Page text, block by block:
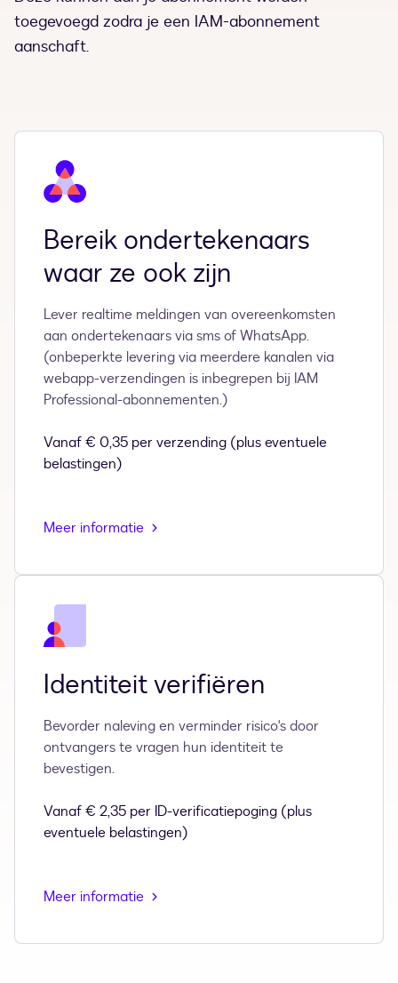
toegevoegd zodra je een IAM-abonnement
aanschaft.
Bereik ondertekenaars
waar ze ook zijn
Lever realtime meldingen van overeenkomsten
aan ondertekenaars via sms of WhatsApp.
(onbeperkte levering via meerdere kanalen via
webapp-verzendingen is inbegrepen bij IAM
Professional-abonnementen.)
Vanaf € 0,35 per verzending (plus eventuele
belastingen)
Meer informatie
Identiteit verifiëren
Bevorder naleving en verminder risico's door
ontvangers te vragen hun identiteit te
bevestigen.
Vanaf € 2,35 per ID-verificatiepoging (plus
eventuele belastingen)
Meer informatie